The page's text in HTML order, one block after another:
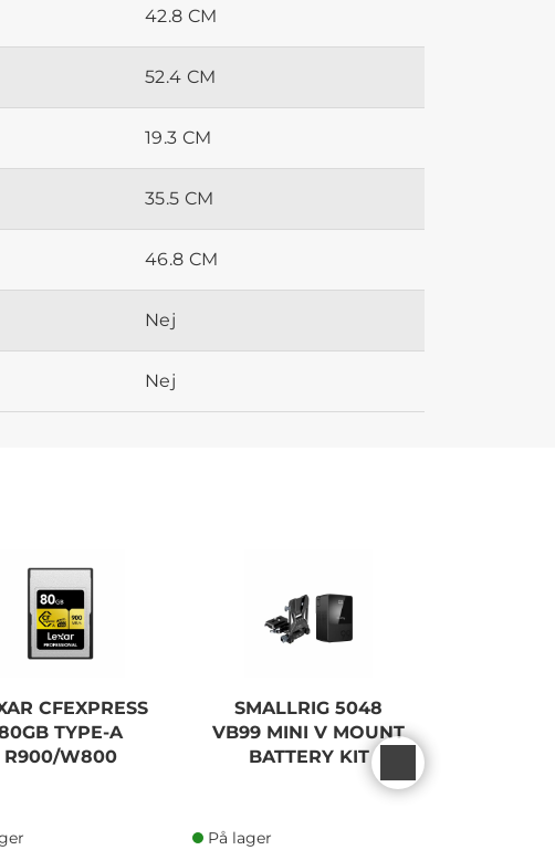
42.8 CM
52.4 CM
19.3 CM
35.5 CM
46.8 CM
Nej
Nej
CFEXPRESS
TYPE-A
R900/W800
SMALLRIG 5048
VB99 MINI V MOUNT
BATTERY KIT
På lager